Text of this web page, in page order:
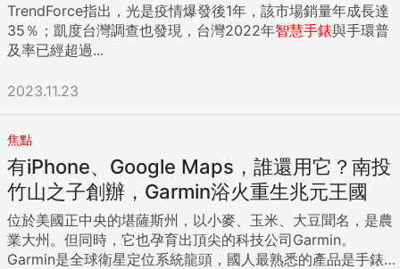
TrendForce指出，光是疫情爆發後1年，該市場銷量年成長達
35％；凱度台灣調查也發現，台灣2022年智慧手錶與手環普
及率已經超過...
2023.11.23
焦點
有iPhone、Google Maps，誰還用它？南投
竹山之子創辦，Garmin浴火重生兆元王國
位於美國正中央的堪薩斯州，以小麥、玉米、大豆聞名，是農
業大州。但同時，它也孕育出頂尖的科技公司Garmin。
Garmin是全球衛星定位系統龍頭，國人最熟悉的產品是手錶與